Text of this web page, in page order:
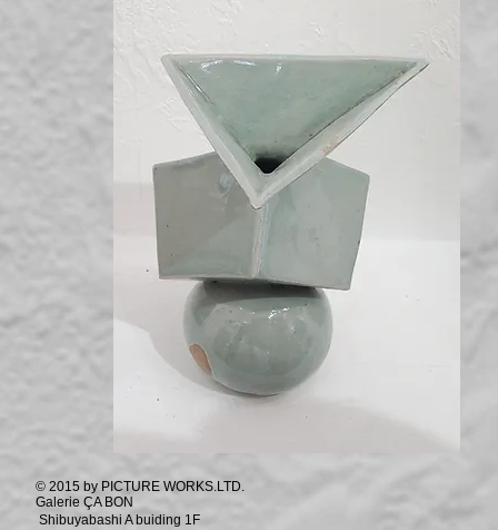
© 2015 by PICTURE WORKS.LTD.
Galerie ÇA BON
Shibuyabashi A buiding 1F